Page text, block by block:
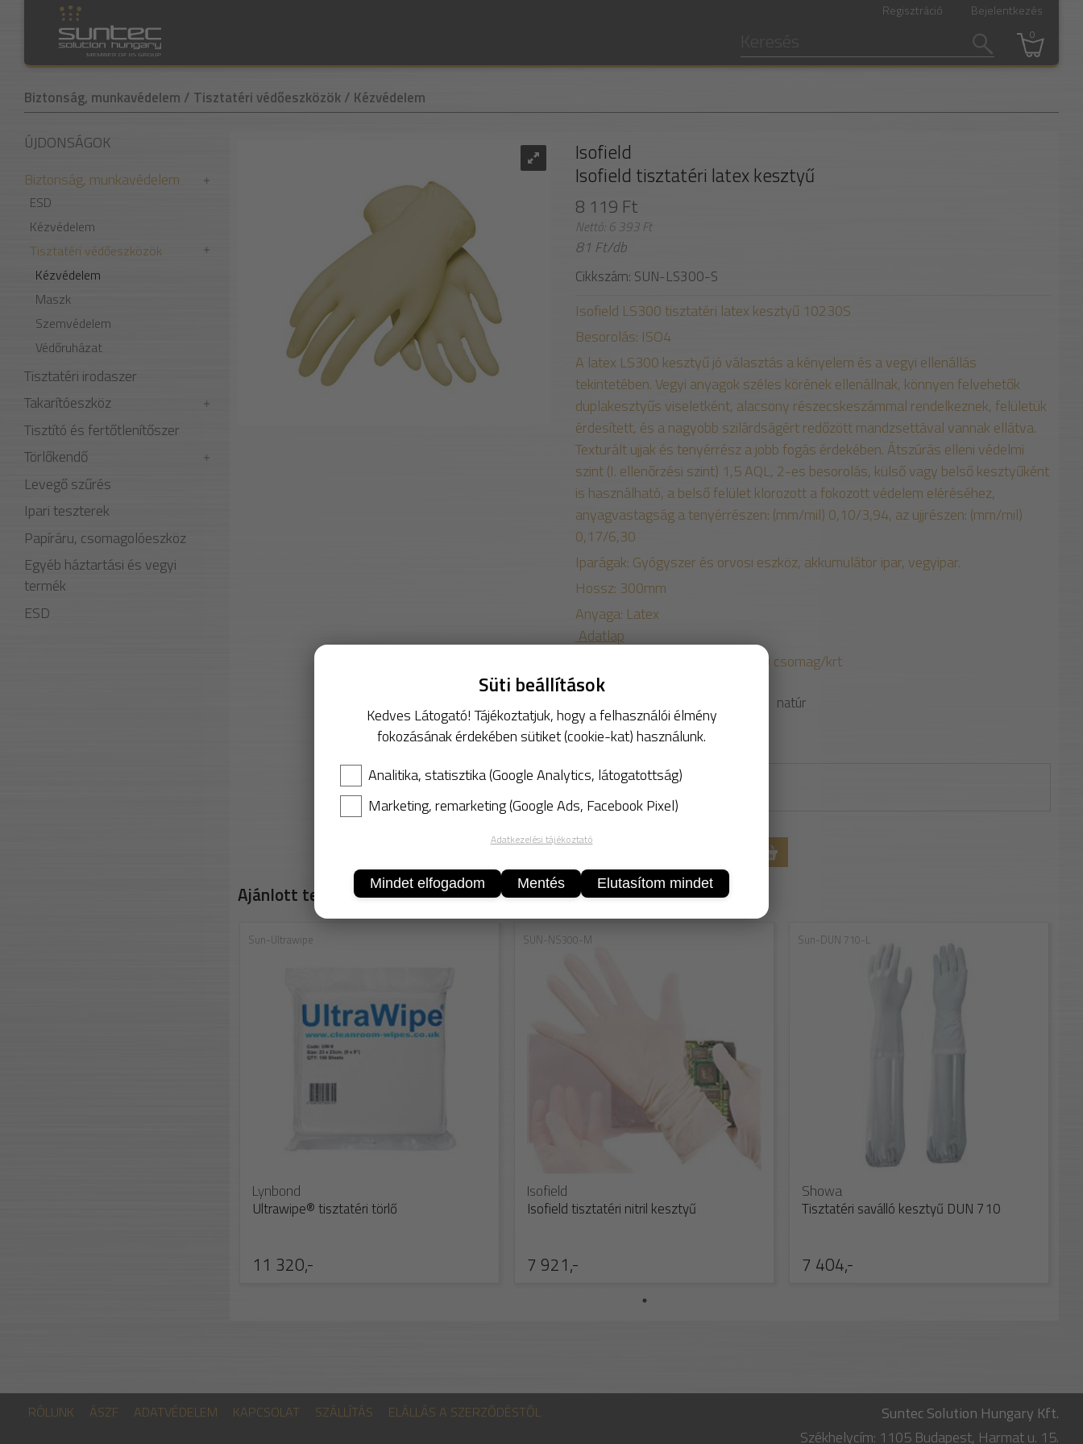
Regisztráció Bejelentkezés
0
Biztonság, munkavédelem / Tisztatéri védőeszközök/ Kézvédelem
Isofield
Isofield tisztatéri latex kesztyű
8 119 Ft
Nettó: 6 393 Ft
81 Ft/db
Cikkszám: SUN-LS300-S
Isofield LS300 tisztatéri latex kesztyű 10230S
Besorolás: ISO4
A latex LS300 kesztyű jó választás a kényelem és a vegyi ellenállás
tekintetében. Vegyi anyagok széles körének ellenállnak, könnyen felvehetők
duplakesztyűs viseletként, alacsony részecskeszámmal rendelkeznek, felületük
érdesített, és a nagyobb szilárdságért redőzött mandzsettával vannak ellátva.
Texturált ujjak és tenyérrész a jobb fogás érdekében. Átszúrás elleni védelmi
szint (I. ellenőrzési szint) 1,5 AQL, 2-es besorolás, külső vagy belső kesztyűként
is használható, a belső felület klorozott a fokozott védelem eléréséhez,
anyagvastagság a tenyérrészen: (mm/mil) 0,10/3,94, az ujjrészen: (mm/mil)
0,17/6,30
Iparágak: Gyógyszer és orvosi eszköz, akkumulátor ipar, vegyipar.
Hossz: 300mm
Anyaga: Latex
Adatlap
Csomagolás: 100 db/csomag, 10 csomag/krt
natúr
Csomagolás:100db/Csomag
Ajánlott termékek
Sun-Ultrawipe
11 320,-
Lynbond
Ultrawipe® tisztatéri törlő
SUN-NS300-M
7 921,-
Isofield
Isofield tisztatéri nitril kesztyű
Sun-DUN 710-L
7 404,-
Showa
Tisztatéri saválló kesztyű DUN 710
ÚJDONSÁGOK
Biztonság, munkavédelem
ESD
Kézvédelem
Tisztatéri védőeszközök
Kézvédelem
Maszk
Szemvédelem
Védőruházat
Tisztatéri irodaszer
Takarítóeszköz
Tisztító és fertőtlenítőszer
Törlőkendő
Levegő szűrés
Ipari teszterek
Papíráru, csomagolóeszköz
Egyéb háztartási és vegyi
termék
ESD
RÓLUNK ÁSZF ADATVÉDELEM KAPCSOLAT SZÁLLÍTÁS ELÁLLÁS A SZERZŐDÉSTŐL
Suntec Solution Hungary Kft.
Székhelycím: 1105 Budapest, Harmat u. 15.
Süti beállítások
Kedves Látogató! Tájékoztatjuk, hogy a felhasználói élmény
fokozásának érdekében sütiket (cookie-kat) használunk.
Analitika, statisztika (Google Analytics, látogatottság)
Marketing, remarketing (Google Ads, Facebook Pixel)
Adatkezelési tájékoztató
Mindet elfogadom Mentés Elutasítom mindet